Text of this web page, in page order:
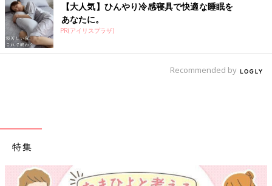
【大人気】ひんやり冷感寝具で快適な睡眠を
あなたに。
PR(アイリスプラザ)
Recommended by
特集